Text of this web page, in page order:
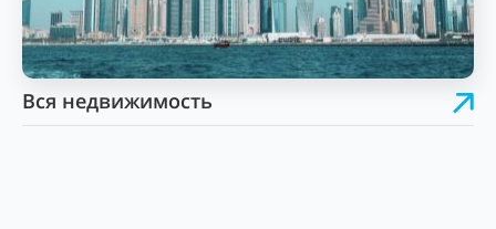
Вся недвижимость